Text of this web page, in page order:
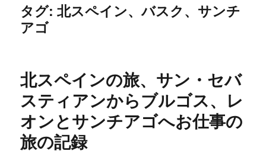
タグ:北スペイン、バスク、サンチ
アゴ
北スペインの旅、サン・セバ
スティアンからブルゴス、レ
オンとサンチアゴへお仕事の
旅の記録